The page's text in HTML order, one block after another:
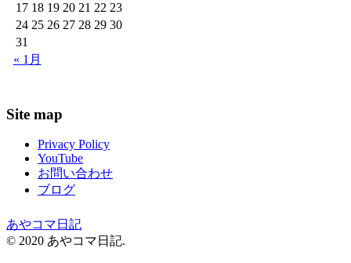
17 18 19 20 21 22 23
24 25 26 27 28 29 30
31
« 1月
Site map
Privacy Policy
YouTube
お問い合わせ
ブログ
あやコマ日記
© 2020 あやコマ日記.